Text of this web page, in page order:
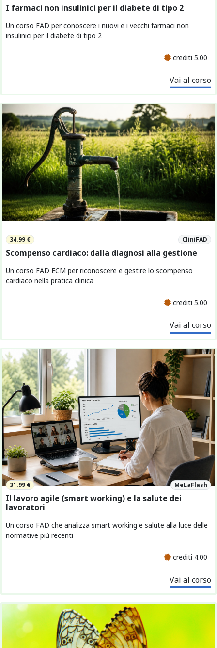
I farmaci non insulinici per il diabete di tipo 2
Un corso FAD per conoscere i nuovi e i vecchi farmaci non
insulinici per il diabete di tipo 2
crediti 5.00
Vai al corso
34.99 € CliniFAD
Scompenso cardiaco: dalla diagnosi alla gestione
Un corso FAD ECM per riconoscere e gestire lo scompenso
cardiaco nella pratica clinica
crediti 5.00
Vai al corso
31.99 € MeLaFlash
Il lavoro agile (smart working) e la salute dei
lavoratori
Un corso FAD che analizza smart working e salute alla luce delle
normative più recenti
crediti 4.00
Vai al corso